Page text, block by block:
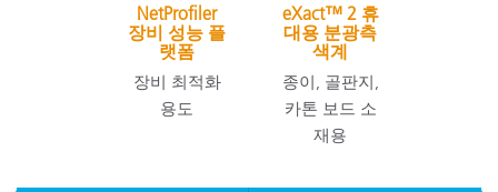
NetProfiler
장비 성능 플
랫폼
장비 최적화
용도
eXact™ 2 휴
대용 분광측
색계
종이, 골판지,
카톤 보드 소
재용